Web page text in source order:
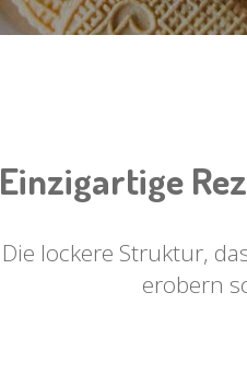
Einzigartige
Die lockere Struktur,
erobern